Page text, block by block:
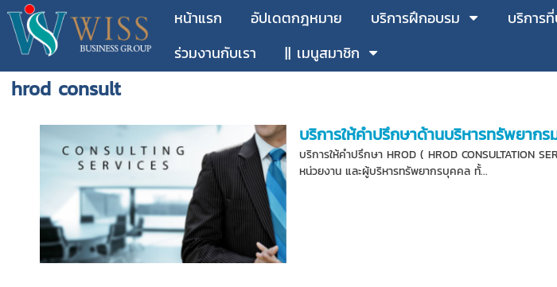
หน้าแรก อัปเดตกฎหมาย บริการฝึกอบรม บริการ
ร่วมงานกับเรา
|| เมนูสมาชิก
hrod consult
บริการให้คำปรึกษาด้านบริหารทรัพยาก
บริการให้คำปรึกษา HROD ( HROD CONSULTATION
หน่วยงาน และผู้บริหารทรัพยากรบุคคล ทั้...